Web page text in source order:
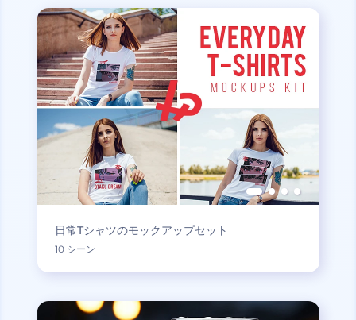
日常Tシャツのモックアップセット
10 シーン